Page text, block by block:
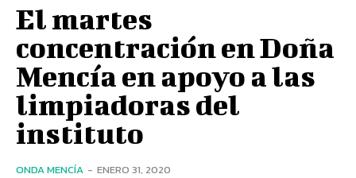
El martes
concentración en Doña
Mencía en apoyo a las
limpiadoras del
instituto
ONDA MENCÍA - ENERO 31, 2020